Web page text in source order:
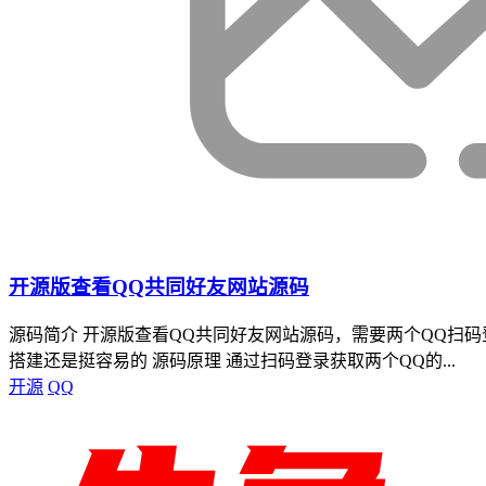
开源版查看QQ共同好友网站源码
源码简介 开源版查看QQ共同好友网站源码，需要两个QQ扫
搭建还是挺容易的 源码原理 通过扫码登录获取两个QQ的...
开源 QQ